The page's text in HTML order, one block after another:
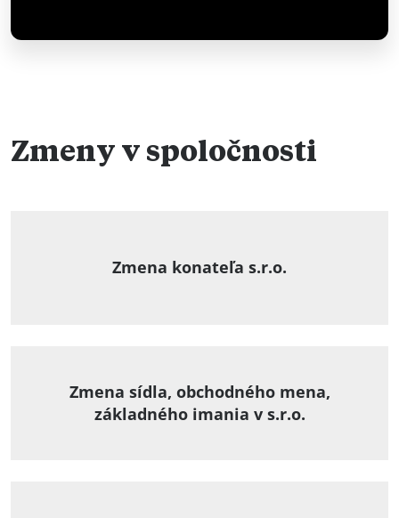
Zmeny v spoločnosti
Zmena konateľa s.r.o.
Zmena sídla, obchodného mena,
základného imania v s.r.o.